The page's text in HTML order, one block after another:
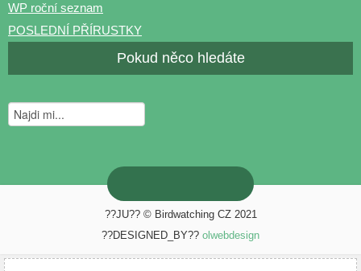
WP roční seznam
POSLEDNÍ PŘÍRUSTKY
Pokud něco hledáte
??JU?? © Birdwatching CZ 2021
??DESIGNED_BY?? olwebdesign